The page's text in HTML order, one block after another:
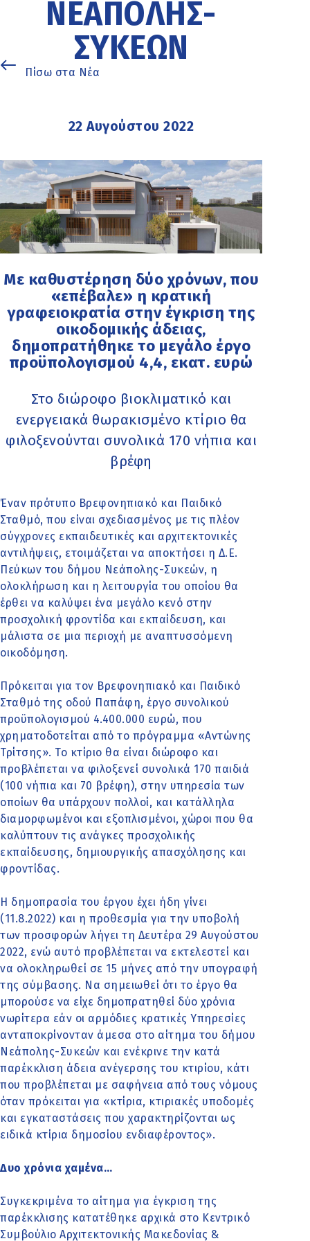
ΝΕΆΠΟΛΗΣ-
ΣΥΚΕΏΝ
Πίσω στα Νέα
22 Αυγούστου 2022
Με καθυστέρηση δύο χρόνων, που
«επέβαλε» η κρατική
γραφειοκρατία στην έγκριση της
οικοδομικής άδειας,
δημοπρατήθηκε το μεγάλο έργο
προϋπολογισμού 4,4, εκατ. ευρώ
Στο διώροφο βιοκλιματικό και
ενεργειακά θωρακισμένο κτίριο θα
φιλοξενούνται συνολικά 170 νήπια και
βρέφη
Έναν πρότυπο Βρεφονηπιακό και Παιδικό
Σταθμό, που είναι σχεδιασμένος με τις πλέον
σύγχρονες εκπαιδευτικές και αρχιτεκτονικές
αντιλήψεις, ετοιμάζεται να αποκτήσει η Δ.Ε.
Πεύκων του δήμου Νεάπολης-Συκεών, η
ολοκλήρωση και η λειτουργία του οποίου θα
έρθει να καλύψει ένα μεγάλο κενό στην
προσχολική φροντίδα και εκπαίδευση, και
μάλιστα σε μια περιοχή με αναπτυσσόμενη
οικοδόμηση.
Πρόκειται για τον Βρεφονηπιακό και Παιδικό
Σταθμό της οδού Παπάφη, έργο συνολικού
προϋπολογισμού 4.400.000 ευρώ, που
χρηματοδοτείται από το πρόγραμμα «Αντώνης
Τρίτσης». Το κτίριο θα είναι διώροφο και
προβλέπεται να φιλοξενεί συνολικά 170 παιδιά
(100 νήπια και 70 βρέφη), στην υπηρεσία των
οποίων θα υπάρχουν πολλοί, και κατάλληλα
διαμορφωμένοι και εξοπλισμένοι, χώροι που θα
καλύπτουν τις ανάγκες προσχολικής
εκπαίδευσης, δημιουργικής απασχόλησης και
φροντίδας.
Η δημοπρασία του έργου έχει ήδη γίνει
(11.8.2022) και η προθεσμία για την υποβολή
των προσφορών λήγει τη Δευτέρα 29 Αυγούστου
2022, ενώ αυτό προβλέπεται να εκτελεστεί και
να ολοκληρωθεί σε 15 μήνες από την υπογραφή
της σύμβασης. Να σημειωθεί ότι το έργο θα
μπορούσε να είχε δημοπρατηθεί δύο χρόνια
νωρίτερα εάν οι αρμόδιες κρατικές Υπηρεσίες
ανταποκρίνονταν άμεσα στο αίτημα του δήμου
Νεάπολης-Συκεών και ενέκρινε την κατά
παρέκκλιση άδεια ανέγερσης του κτιρίου, κάτι
που προβλέπεται με σαφήνεια από τους νόμους
όταν πρόκειται για «κτίρια, κτιριακές υποδομές
και εγκαταστάσεις που χαρακτηρίζονται ως
ειδικά κτίρια δημοσίου ενδιαφέροντος».
Δυο χρόνια χαμένα…
Συγκεκριμένα το αίτημα για έγκριση της
παρέκκλισης κατατέθηκε αρχικά στο Κεντρικό
Συμβούλιο Αρχιτεκτονικής Μακεδονίας &